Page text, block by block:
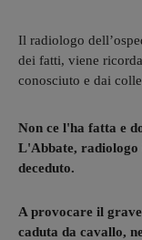
Il radiologo
dei fatti, viene
conosciuto e dai
Non ce l'ha fatta e
L'Abbate, radiologo
deceduto.
A provocare il
caduta da cavallo,